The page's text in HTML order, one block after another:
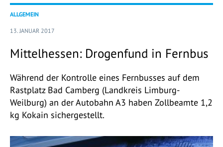
ALLGEMEIN
13. JANUAR 2017
Mittelhessen: Drogenfund in Fernbus
Während der Kontrolle eines Fernbusses auf dem
Rastplatz Bad Camberg (Landkreis Limburg-
Weilburg) an der Autobahn A3 haben Zollbeamte 1,2
kg Kokain sichergestellt.